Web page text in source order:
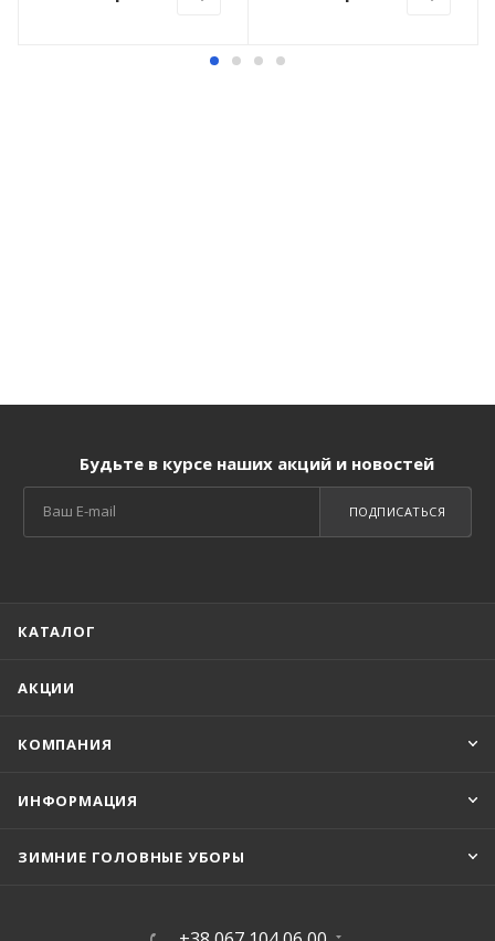
Будьте в курсе наших акций и новостей
ПОДПИСАТЬСЯ
КАТАЛОГ
АКЦИИ
КОМПАНИЯ
ИНФОРМАЦИЯ
ЗИМНИЕ ГОЛОВНЫЕ УБОРЫ